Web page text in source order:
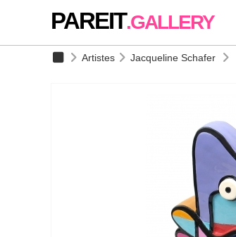
PAREIT.GALLERY
Artistes Jacqueline Schafer